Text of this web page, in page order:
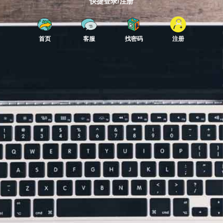
首页 客服 找密码 注册